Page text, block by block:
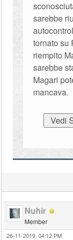
sarebbe
tornato su
riempito
sarebbe
Magari
mancava.
Nuhir
Member
26-11-2019, 04:12 PM